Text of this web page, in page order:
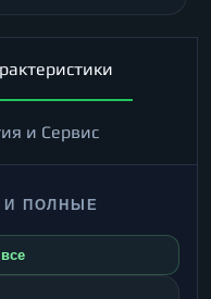
и Сервис
И ПОЛНЫЕ